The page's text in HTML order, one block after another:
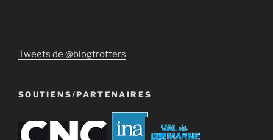
Tweets de @blogtrotters
SOUTIENS/PARTENAIRES